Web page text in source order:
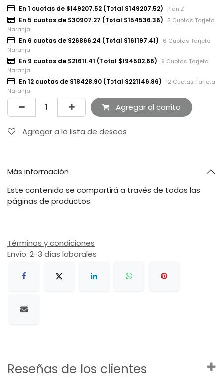
En 1 cuotas de $149207.52 (Total $149207.52) Plan Z
En 5 cuotas de $30907.27 (Total $154536.36)
5 Cuotas Tarjeta
Naranja
En 6 cuotas de $26866.24 (Total $161197.41)
6 Cuotas Tarjeta
Naranja
En 9 cuotas de $21611.41 (Total $194502.66)
9 Cuotas Tarjeta
Naranja
En 12 cuotas de $18428.90 (Total $221146.86)
12 Cuotas Tarjeta
Naranja
Agregar al carrito
Agregar a la lista de deseos
Más información
Este contenido se compartirá a través de todas las
páginas de productos.
Términos y condiciones
Envío: 2-3 días laborales
Reseñas de los clientes